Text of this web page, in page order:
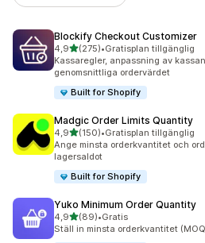
Blockify Checkout Customizer
4,9av 5 stjärnor
(275)
275 recensioner totalt
•Gratisplan tillgänglig
Kassaregler, anpassning av
genomsnittliga ordervärdet
Built for Shopify
Madgic Order Limits Quantity
4,9av 5 stjärnor
(150)
150 recensioner totalt
•Gratisplan tillgänglig
Ange minsta orderkvantitet och
lagersaldot
Built for Shopify
Yuko Minimum Order Quantity
4,9av 5 stjärnor
(89)
89 recensioner totalt
•Gratis
Ställ in minsta orderkvantitet